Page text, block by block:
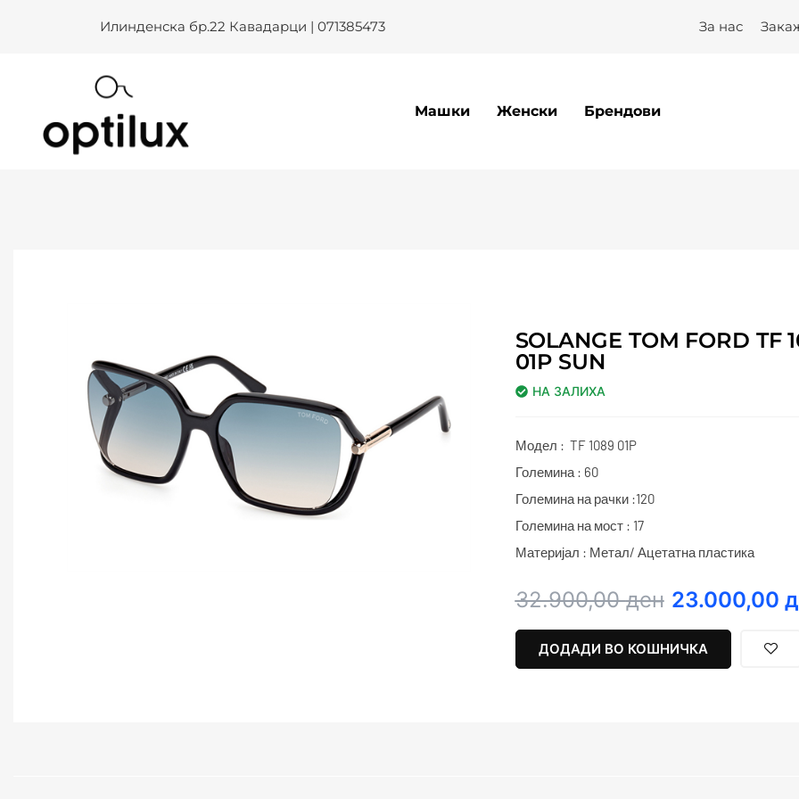
Илинденска бр.22 Кавадарци | 071385473 За нас
Машки Женски Брендови
SOLANGE TOM FORD TF
01P SUN
НА ЗАЛИХА
Модел : TF 1089 01P
Големина : 60
Големина на рачки :120
Големина на мост : 17
Материјал : Метал/ Ацетатна пластика
32.900,00ден
Original
was:
32.900,00 ден.
23.000,00
Current
23.000,00 ден.
ДОДАДИ ВО КОШНИЧКА